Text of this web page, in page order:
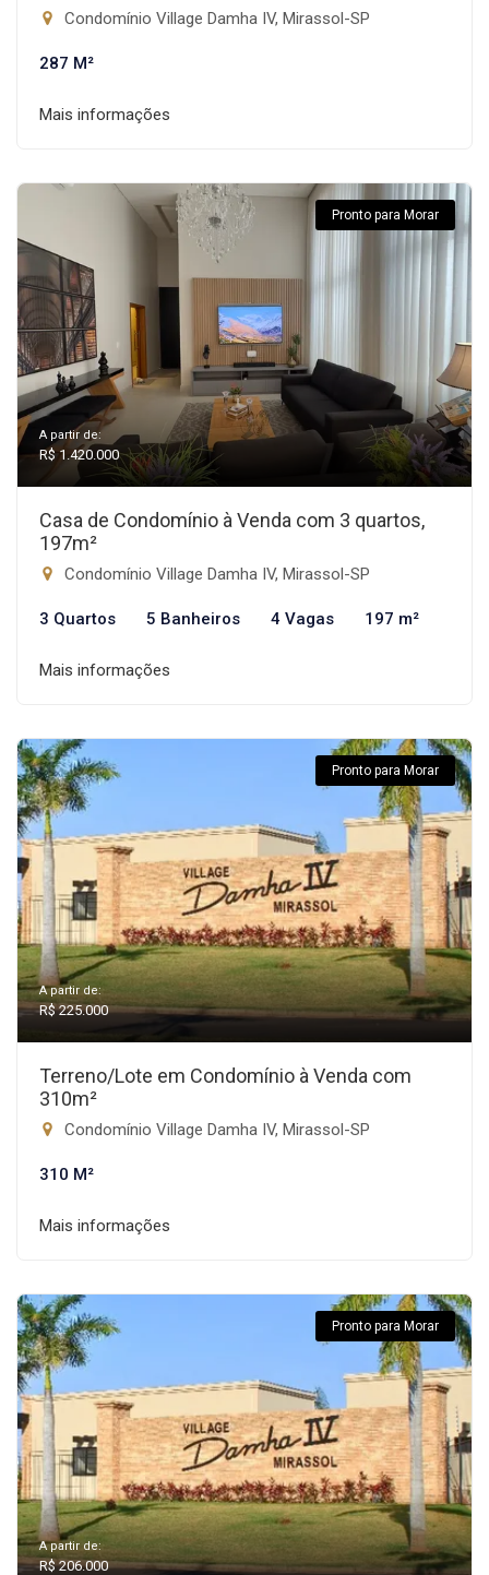
Condomínio Village Damha IV, Mirassol-SP
287 M²
Mais informações
Pronto para Morar
A partir de:
R$ 1.420.000
Casa de Condomínio à Venda com 3 quartos,
197m²
Condomínio Village Damha IV, Mirassol-SP
3 Quartos 5 Banheiros 4 Vagas 197 m²
Mais informações
Pronto para Morar
A partir de:
R$ 225.000
Terreno/Lote em Condomínio à Venda com
310m²
Condomínio Village Damha IV, Mirassol-SP
310 M²
Mais informações
Pronto para Morar
A partir de:
R$ 206.000